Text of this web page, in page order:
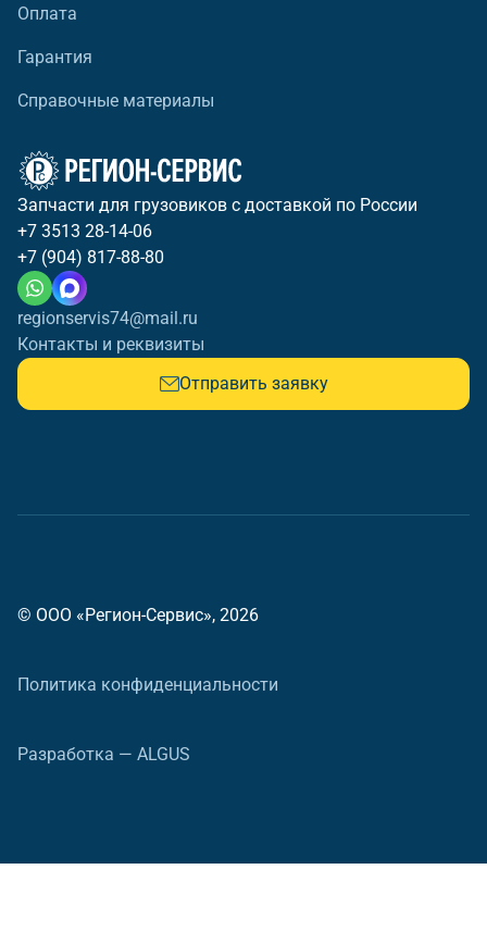
Оплата
Гарантия
Справочные материалы
Запчасти для грузовиков с доставкой по России
+7 3513 28-14-06
+7 (904) 817-88-80
regionservis74@mail.ru
Контакты и реквизиты
Отправить заявку
© ООО «Регион-Сервис», 2026
Политика конфиденциальности
Разработка — ALGUS